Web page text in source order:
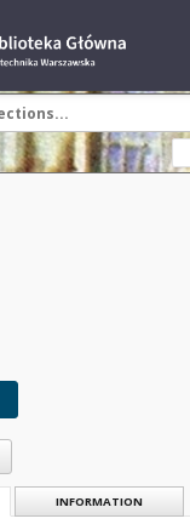
INFORMATION